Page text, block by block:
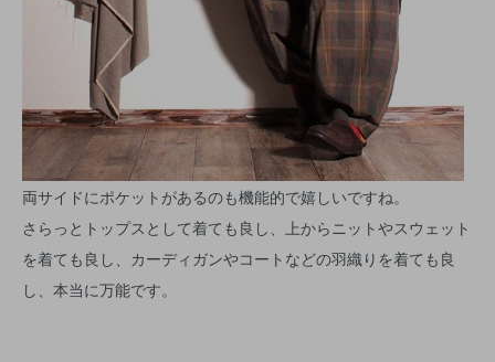
両サイドにポケットがあるのも機能的で嬉しいですね。
さらっとトップスとして着ても良し、上からニットやスウェット
を着ても良し、カーディガンやコートなどの羽織りを着ても良
し、本当に万能です。